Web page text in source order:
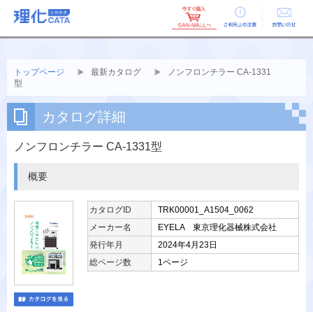
ご利用上の お問い合せ
トップページ 最新カタログ
ノンフロンチラー CA-1331
型
カタログ詳細
ノンフロンチラー CA-1331型
概要
カタログID
TRK00001_A1504_0062
メーカー名
EYELA 東京理化器械株式会社
発行年月
2024年4月23日
総ページ数
1ページ